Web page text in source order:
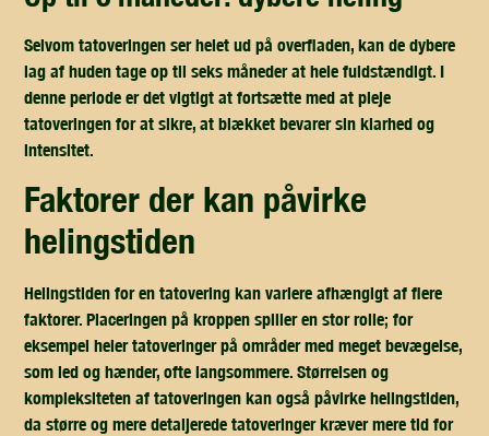
Selvom tatoveringen ser helet ud på overfladen, kan de dybere
lag af huden tage op til seks måneder at hele fuldstændigt. I
denne periode er det vigtigt at fortsætte med at pleje
tatoveringen for at sikre, at blækket bevarer sin klarhed og
intensitet.
faktorer der kan påvirke
helingstiden
Helingstiden for en tatovering kan variere afhængigt af flere
faktorer. Placeringen på kroppen spiller en stor rolle; for
eksempel heler tatoveringer på områder med meget bevægelse,
som led og hænder, ofte langsommere. Størrelsen og
kompleksiteten af tatoveringen kan også påvirke helingstiden,
da større og mere detaljerede tatoveringer kræver mere tid for